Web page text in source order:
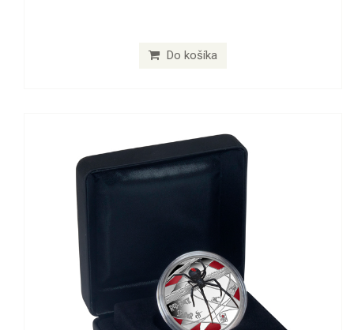
Do košíka